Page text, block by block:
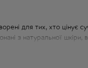
для тих, хто цінує
з натуральної шкіри,
образу.